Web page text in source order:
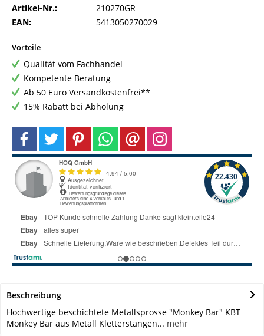
Artikel-Nr.:
210270GR
EAN:
5413050270029
Vorteile
Qualität vom Fachhandel
Kompetente Beratung
Ab 50 Euro Versandkostenfrei**
15% Rabatt bei Abholung
Beschreibung
Hochwertige beschichtete Metallsprosse "Monkey Bar" KBT
Monkey Bar aus Metall Kletterstangen... mehr